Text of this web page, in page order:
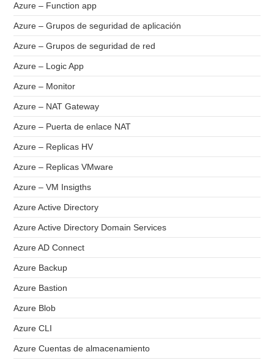
Azure – Function app
Azure – Grupos de seguridad de aplicación
Azure – Grupos de seguridad de red
Azure – Logic App
Azure – Monitor
Azure – NAT Gateway
Azure – Puerta de enlace NAT
Azure – Replicas HV
Azure – Replicas VMware
Azure – VM Insigths
Azure Active Directory
Azure Active Directory Domain Services
Azure AD Connect
Azure Backup
Azure Bastion
Azure Blob
Azure CLI
Azure Cuentas de almacenamiento